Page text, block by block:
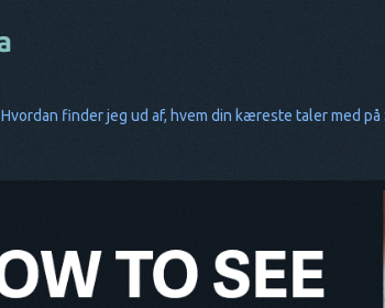
Hvordan finder jeg ud af, hvem din kæreste taler med på